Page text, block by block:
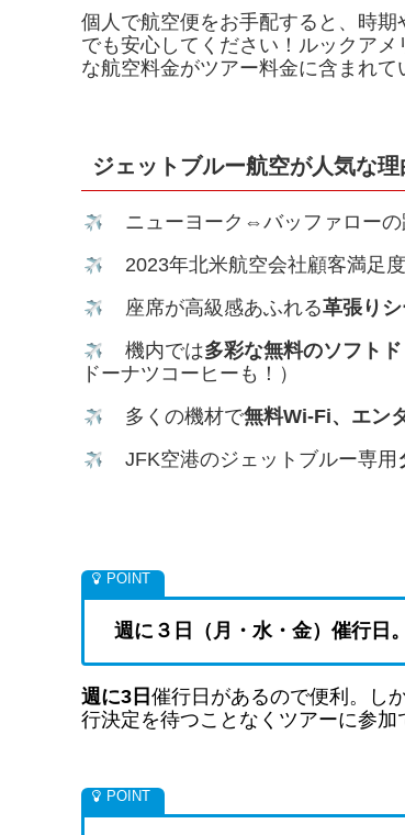
個人で航空便をお手配すると、時期
でも安心してください！ルックア
な航空料金がツアー料金に含まれて
ジェットブルー航空が人気な理
ニューヨーク⇔バッファローの
2023年北米航空会社顧客満足
座席が高級感あふれる革張りシ
機内では多彩な無料のソフト
ドーナツコーヒーも！）
多くの機材で無料Wi-Fi、エン
JFK空港のジェットブルー専用
週に３日（月・水・金）催行日
週に3日 催行日があるので便利。し
行決定を待つことなくツアーに参加